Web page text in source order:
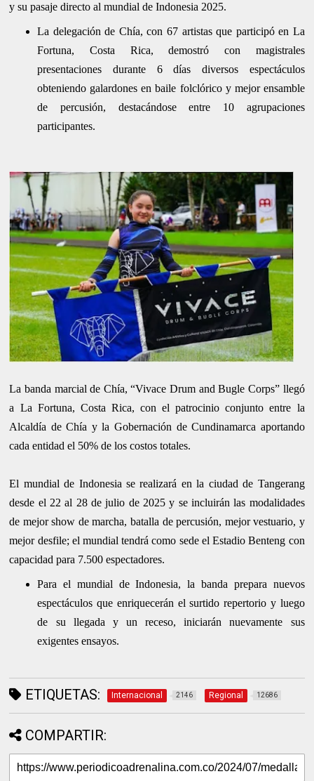
y su pasaje directo al mundial de Indonesia 2025.
La delegación de Chía, con 67 artistas que participó en La
Fortuna, Costa Rica, demostró con magistrales
presentaciones durante 6 días diversos espectáculos
obteniendo galardones en baile folclórico y mejor ensamble
de percusión, destacándose entre 10 agrupaciones
participantes.
La banda marcial de Chía, “Vivace Drum and Bugle Corps” llegó
a La Fortuna, Costa Rica, con el patrocinio conjunto entre la
Alcaldía de Chía y la Gobernación de Cundinamarca aportando
cada entidad el 50% de los costos totales.
El mundial de Indonesia se realizará en la ciudad de Tangerang
desde el 22 al 28 de julio de 2025 y se incluirán las modalidades
de mejor show de marcha, batalla de percusión, mejor vestuario, y
mejor desfile; el mundial tendrá como sede el Estadio Benteng con
capacidad para 7.500 espectadores.
Para el mundial de Indonesia, la banda prepara nuevos
espectáculos que enriquecerán el surtido repertorio y luego
de su llegada y un receso, iniciarán nuevamente sus
exigentes ensayos.
ETIQUETAS: Internacional 2146 Regional 12686
COMPARTIR: